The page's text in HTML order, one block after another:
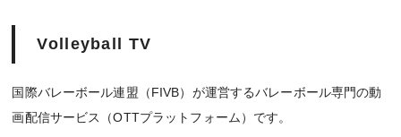
Volleyball TV
国際バレーボール連盟（FIVB）が運営するバレーボール専門の動
画配信サービス（OTTプラットフォーム）です。